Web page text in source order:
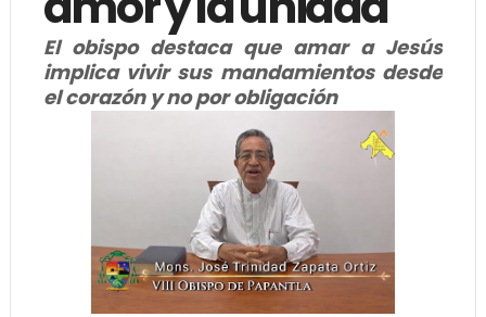
El obispo destaca que amar a Jesús
implica vivir sus mandamientos desde
el corazón y no por obligación